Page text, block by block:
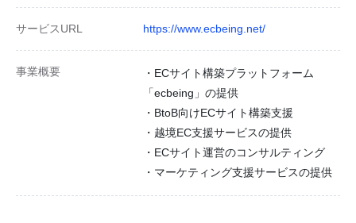
サービスURL https://www.ecbeing.net/
事業概要
・ECサイト構築プラットフォーム
「ecbeing」の提供
・BtoB向けECサイト構築支援
・越境EC支援サービスの提供
・ECサイト運営のコンサルティング
・マーケティング支援サービスの提供